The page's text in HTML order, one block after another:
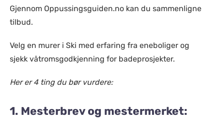
Gjennom Oppussingsguiden.no kan du sammenligne
tilbud.
Velg en murer i Ski med erfaring fra eneboliger og
sjekk våtromsgodkjenning for badeprosjekter.
Her er 4 ting du bør vurdere:
1. Mesterbrev og mestermerket: